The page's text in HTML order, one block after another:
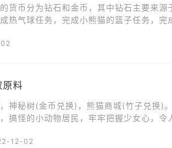
货币分为钻石和金币，其中钻石主要来
热气球任务，完成小熊猫的篮子任务，完
原料
神秘树(金币兑换)，熊猫商城(竹子兑换)
搞怪的小动物居民，牢牢把握少女心，令
12-02